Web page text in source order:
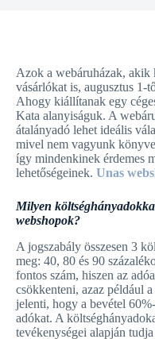
Azok a webáruházak, akik
vásárlókat is, augusztus 1-
Ahogy kiállítanak egy
Kata alanyiságuk. A
átalányadó lehet ideális
mivel nem vagyunk
így mindenkinek érdemes
lehetőségeinek. Unas
Milyen
webshopok?
A jogszabály összesen 3
meg: 40, 80 és 90
fontos szám, hiszen az
csökkenteni, azaz például
jelenti, hogy a bevétel
adókat. A
tevékenységei alapján